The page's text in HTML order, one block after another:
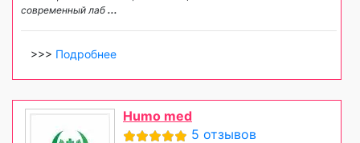
современный лаб ...
>>> Подробнее
Humo med
5 отзывов